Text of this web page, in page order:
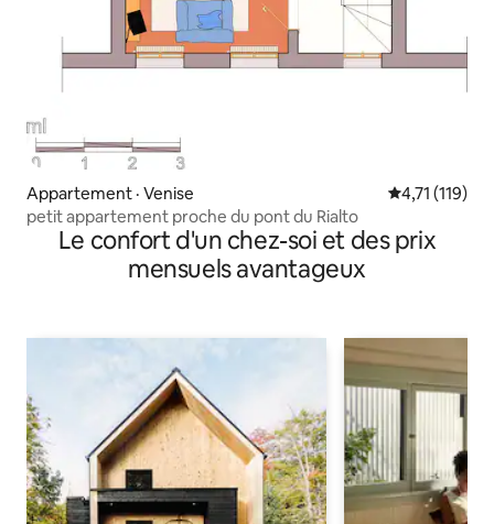
Appartement · Venise Note
4,71 (119)
petit appartement proche du pont du Rialto
Le confort d'un chez-soi et des prix
mensuels avantageux